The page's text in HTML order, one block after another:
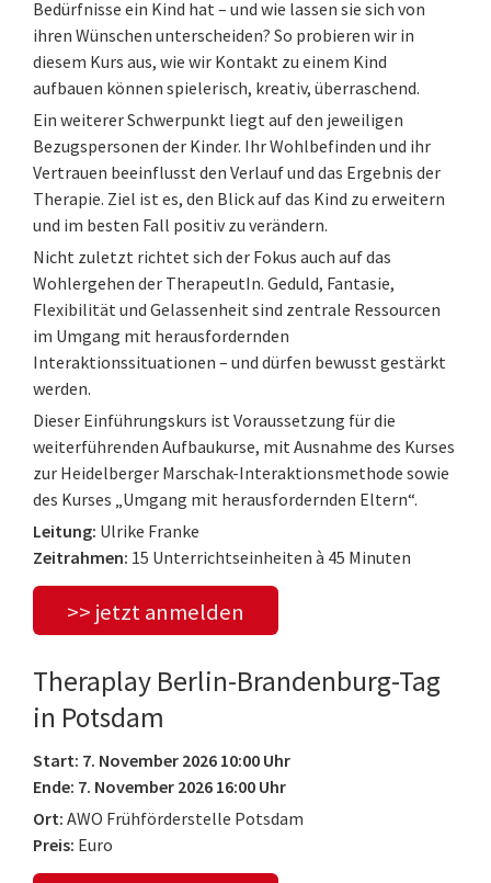
Bedürfnisse ein Kind hat – und wie lassen sie sich von
ihren Wünschen unterscheiden? So probieren wir in
diesem Kurs aus, wie wir Kontakt zu einem Kind
aufbauen können spielerisch, kreativ, überraschend.
Ein weiterer Schwerpunkt liegt auf den jeweiligen
Bezugspersonen der Kinder. Ihr Wohlbefinden und ihr
Vertrauen beeinflusst den Verlauf und das Ergebnis der
Therapie. Ziel ist es, den Blick auf das Kind zu erweitern
und im besten Fall positiv zu verändern.
Nicht zuletzt richtet sich der Fokus auch auf das
Wohlergehen der TherapeutIn. Geduld, Fantasie,
Flexibilität und Gelassenheit sind zentrale Ressourcen
im Umgang mit herausfordernden
Interaktionssituationen – und dürfen bewusst gestärkt
werden.
Dieser Einführungskurs ist Voraussetzung für die
weiterführenden Aufbaukurse, mit Ausnahme des Kurses
zur Heidelberger Marschak-Interaktionsmethode sowie
des Kurses „Umgang mit herausfordernden Eltern“.
Leitung: Ulrike Franke
Zeitrahmen: 15 Unterrichtseinheiten à 45 Minuten
>> jetzt anmelden
Theraplay Berlin-Brandenburg-Tag
in Potsdam
Start: 7. November 2026 10:00 Uhr
Ende: 7. November 2026 16:00 Uhr
Ort: AWO Frühförderstelle Potsdam
Preis: Euro